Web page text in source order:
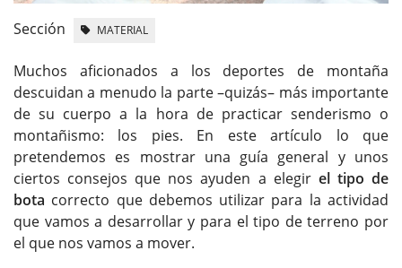
Sección MATERIAL
Muchos aficionados a los deportes de montaña
descuidan a menudo la parte –quizás– más importante
de su cuerpo a la hora de practicar senderismo o
montañismo: los pies. En este artículo lo que
pretendemos es mostrar una guía general y unos
ciertos consejos que nos ayuden a elegir el tipo de
bota correcto que debemos utilizar para la actividad
que vamos a desarrollar y para el tipo de terreno por
el que nos vamos a mover.